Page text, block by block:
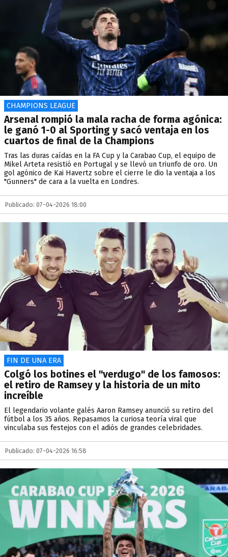
CHAMPIONS LEAGUE
Arsenal rompió la mala racha de forma agónica:
le ganó 1-0 al Sporting y sacó ventaja en los
cuartos de final de la Champions
Tras las duras caídas en la FA Cup y la Carabao Cup, el equipo de
Mikel Arteta resistió en Portugal y se llevó un triunfo de oro. Un
gol agónico de Kai Havertz sobre el cierre le dio la ventaja a los
"Gunners" de cara a la vuelta en Londres.
Publicado: 07-04-2026 18:00
FIN DE UNA ERA
Colgó los botines el "verdugo" de los famosos:
el retiro de Ramsey y la historia de un mito
increíble
El legendario volante galés Aaron Ramsey anunció su retiro del
fútbol a los 35 años. Repasamos la curiosa teoría viral que
vinculaba sus festejos con el adiós de grandes celebridades.
Publicado: 07-04-2026 16:58